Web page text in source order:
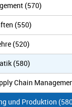
(570)
(550)
(520)
(580)
Chain
und Produktion